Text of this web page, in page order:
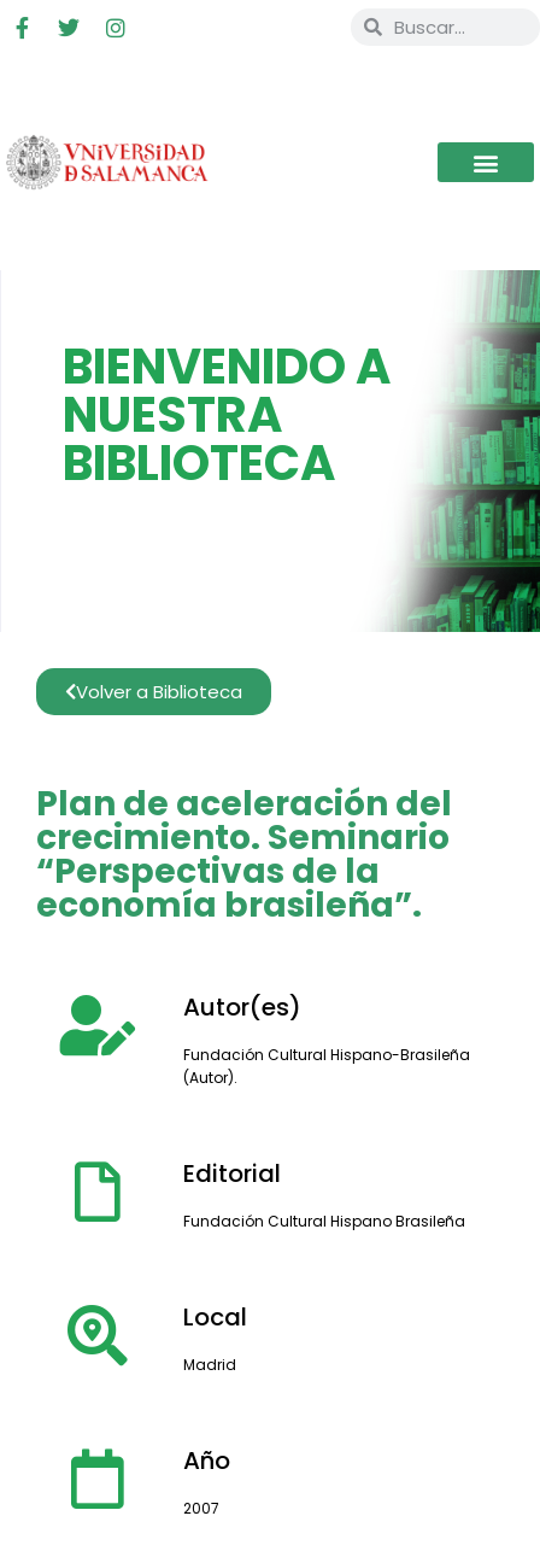
BIENVENIDO A
NUESTRA
BIBLIOTECA
Volver a Biblioteca
Plan de aceleración del
crecimiento. Seminario
“Perspectivas de la
economía brasileña”.
Autor(es)
Fundación Cultural Hispano-Brasileña
(Autor).
Editorial
Fundación Cultural Hispano Brasileña
Local
Madrid
Año
2007